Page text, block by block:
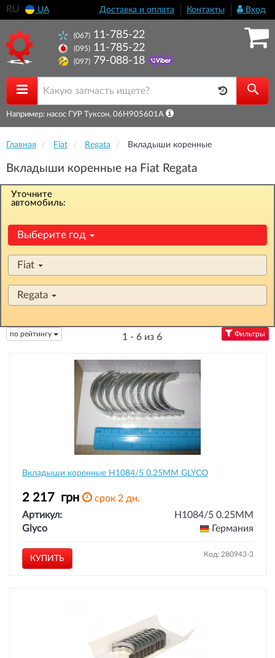
RU UA Доставка и оплата Контакты Вход
(067) 11-785-22
(095) 11-785-22
(097) 79-088-18
Например: насос ГУР Туксон, 06H905601A
Главная Fiat Regata Вкладыши коренные
Вкладыши коренные на Fiat Regata
Уточните
автомобиль:
Выберите год
Fiat
Regata
по рейтингу 1 - 6 из 6 Фильтры
Вкладыши коренные H1084/5 0.25MM GLYCO
2 217 грн
срок 2 дн.
Артикул:
H1084/5 0.25MM
Glyco
Германия
КУПИТЬ Код: 280943-3